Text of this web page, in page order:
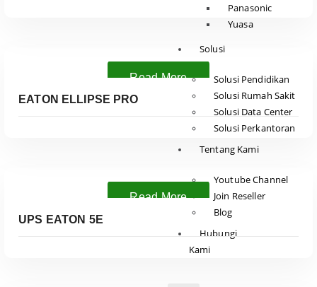
Panasonic
Yuasa
Solusi
Solusi Pendidikan
Solusi Rumah Sakit
Solusi Data Center
Solusi Perkantoran
Tentang Kami
Youtube Channel
Join Reseller
Blog
Hubungi
Kami
Read More
EATON ELLIPSE PRO
Read More
UPS EATON 5E